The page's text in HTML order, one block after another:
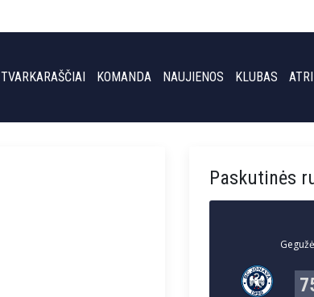
TVARKARAŠČIAI KOMANDA NAUJIENOS KLUBAS
Paskutinės